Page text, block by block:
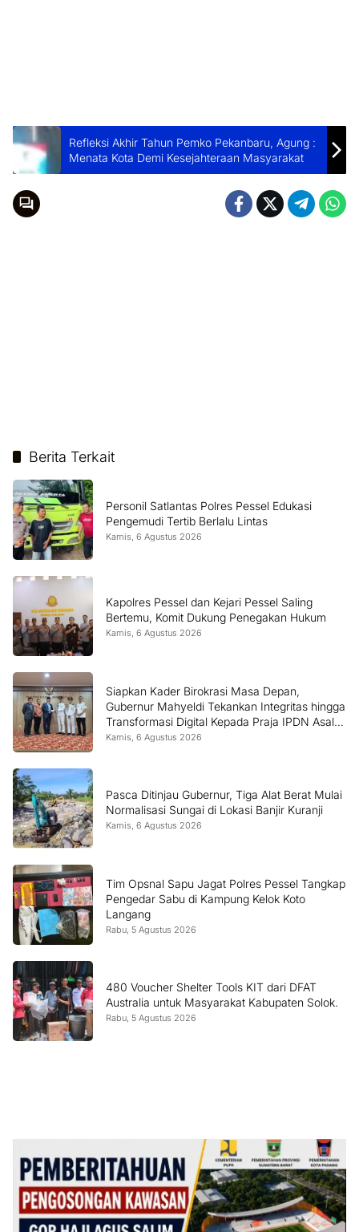
Refleksi Akhir Tahun Pemko Pekanbaru, Agung :
Menata Kota Demi Kesejahteraan Masyarakat
Berita Terkait
Personil Satlantas Polres Pessel Edukasi
Pengemudi Tertib Berlalu Lintas
Kamis, 6 Agustus 2026
Kapolres Pessel dan Kejari Pessel Saling
Bertemu, Komit Dukung Penegakan Hukum
Kamis, 6 Agustus 2026
Siapkan Kader Birokrasi Masa Depan,
Gubernur Mahyeldi Tekankan Integritas hingga
Transformasi Digital Kepada Praja IPDN Asal
Sumbar
Kamis, 6 Agustus 2026
Pasca Ditinjau Gubernur, Tiga Alat Berat Mulai
Normalisasi Sungai di Lokasi Banjir Kuranji
Kamis, 6 Agustus 2026
Tim Opsnal Sapu Jagat Polres Pessel Tangkap
Pengedar Sabu di Kampung Kelok Koto
Langang
Rabu, 5 Agustus 2026
480 Voucher Shelter Tools KIT dari DFAT
Australia untuk Masyarakat Kabupaten Solok.
Rabu, 5 Agustus 2026